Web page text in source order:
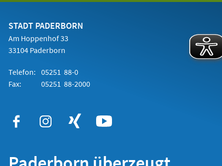
einem
STADT PADERBORN
Am Hoppenhof 33
33104 Paderborn
Telefon: 05251 88-0
Fax:
05251 88-2000